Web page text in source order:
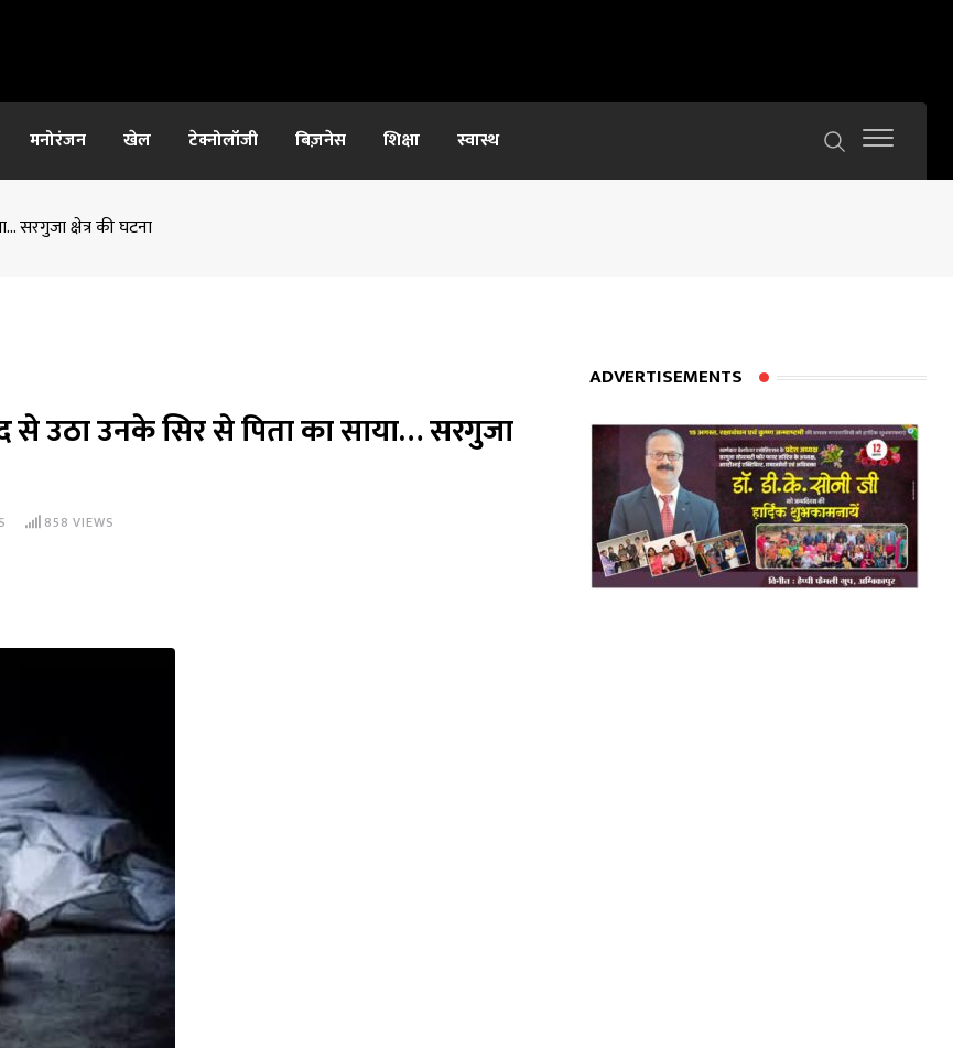
मनोरंजन खेल टेक्नोलॉजी बिज़नेस शिक्षा स्वास्थ
क्षेत्र की घटना
उठा उनके सिर से पिता का साया… सरगुजा
858 VIEWS
ADVERTISEMENTS